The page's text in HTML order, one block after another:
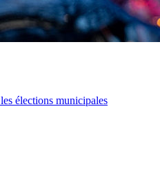
élections municipales